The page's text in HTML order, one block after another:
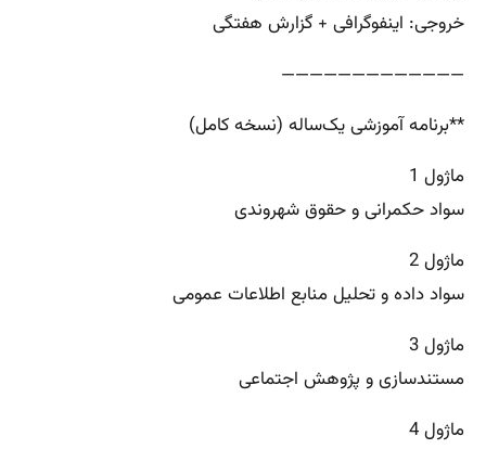
خروجی: اینفوگرافی + گزارش هفتگی
—————————————
**برنامه آموزشی یک‌ساله (نسخه کامل)
ماژول 1
سواد حکمرانی و حقوق شهروندی
ماژول 2
سواد داده و تحلیل منابع اطلاعات عمومی
ماژول 3
مستندسازی و پژوهش اجتماعی
ماژول 4